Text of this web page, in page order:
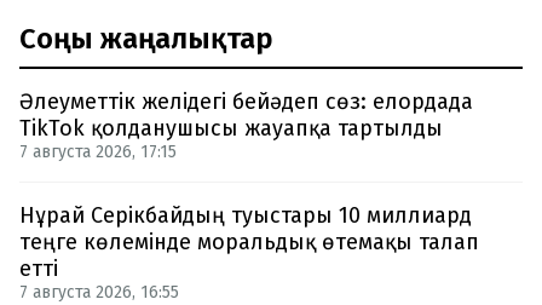
Соңғы жаңалықтар
Әлеуметтік желідегі бейәдеп сөз: елордада
TikTok қолданушысы жауапқа тартылды
7 августа 2026, 17:15
Нұрай Серікбайдың туыстары 10 миллиард
теңге көлемінде моральдық өтемақы талап
етті
7 августа 2026, 16:55